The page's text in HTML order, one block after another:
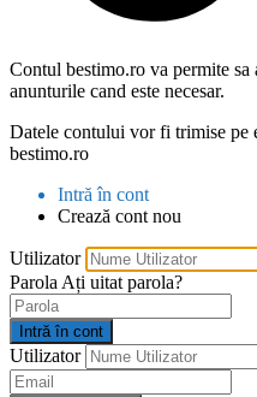
Contul bestimo.ro va permite
anunturile cand este necesar.
Datele contului vor fi trimise pe
bestimo.ro
Intră în cont
Crează cont nou
Utilizator
Parola Ați uitat parola?
Intră în cont
Utilizator